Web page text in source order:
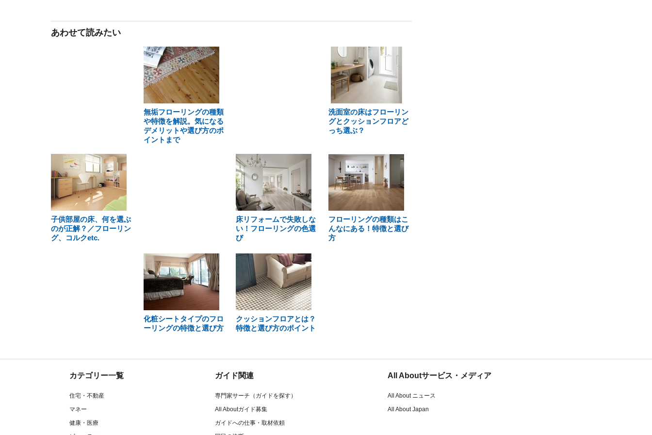
あわせて読みたい
無垢フローリングの種類
や特徴を解説。気になる
デメリットや選び方のポ
イントまで
洗面室の床はフローリン
グとクッションフロアど
っち選ぶ？
子供部屋の床、何を選ぶ
のが正解？／フローリン
グ、コルクetc.
床リフォームで失敗しな
い！フローリングの色選
び
フローリングの種類はこ
んなにある！特徴と選び
方
化粧シートタイプのフロ
ーリングの特徴と選び方
クッションフロアとは？
特徴と選び方のポイント
カテゴリー一覧
住宅・不動産
マネー
健康・医療
ガイド関連
専門家サーチ（ガイドを探す）
All Aboutガイド募集
ガイドへの仕事・取材依頼
All Aboutサービス・メディア
All About ニュース
All About Japan